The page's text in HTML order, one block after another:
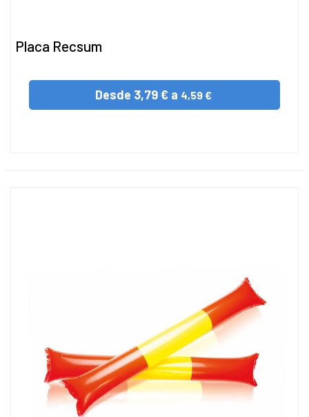
Placa Recsum
Desde 3,79 € a 4,59 €